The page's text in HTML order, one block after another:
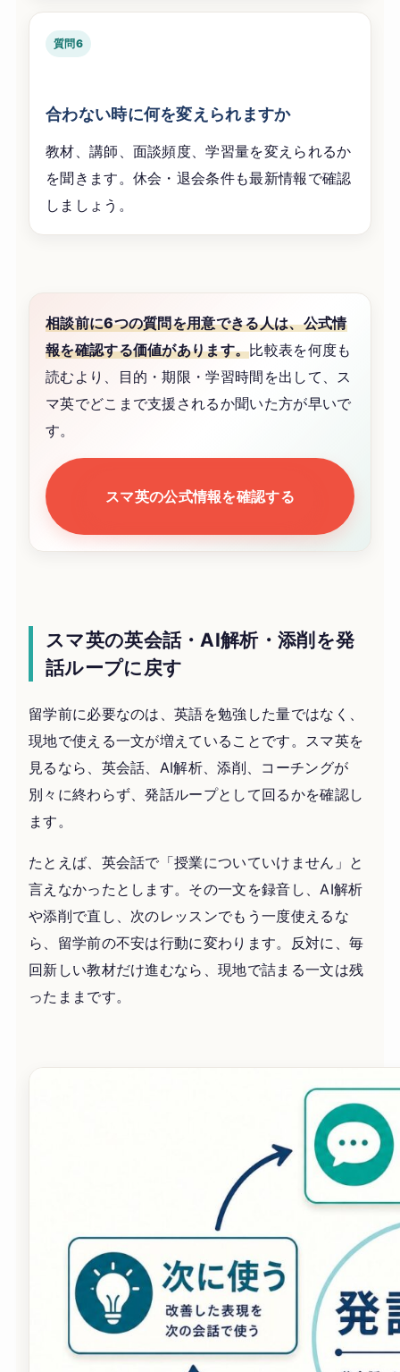
質問6
合わない時に何を変えられますか
教材、講師、面談頻度、学習量を変えられるか
を聞きます。休会・退会条件も最新情報で確認
しましょう。
相談前に6つの質問を用意できる人は、公式情
報を確認する価値があります。比較表を何度も
読むより、目的・期限・学習時間を出して、ス
マ英でどこまで支援されるか聞いた方が早いで
す。
スマ英の公式情報を確認する
スマ英の英会話・AI解析・添削を発
話ループに戻す
留学前に必要なのは、英語を勉強した量ではなく、
現地で使える一文が増えていることです。スマ英を
見るなら、英会話、AI解析、添削、コーチングが
別々に終わらず、発話ループとして回るかを確認し
ます。
たとえば、英会話で「授業についていけません」と
言えなかったとします。その一文を録音し、AI解析
や添削で直し、次のレッスンでもう一度使えるな
ら、留学前の不安は行動に変わります。反対に、毎
回新しい教材だけ進むなら、現地で詰まる一文は残
ったままです。